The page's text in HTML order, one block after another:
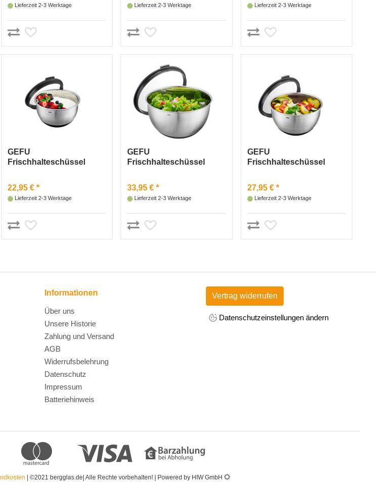
Lieferzeit 2-3 Werktage Lieferzeit 2-3 Werktage Lieferzeit 2-3 Werktage
GEFU
Frischhalteschüssel
22,95 € *
Lieferzeit 2-3 Werktage
GEFU
Frischhalteschüssel
33,95 € *
Lieferzeit 2-3 Werktage
GEFU
Frischhalteschüssel
27,95 € *
Lieferzeit 2-3 Werktage
Informationen
Über uns
Unsere Historie
Zahlung und Versand
AGB
Widerrufsbelehrung
Datenschutz
Impressum
Batteriehinweis
Vertrag widerrufen
Datenschutzeinstellungen ändern
| ©2021 bergglas.de| Alle Rechte vorbehalten! | Powered by HIW GmbH